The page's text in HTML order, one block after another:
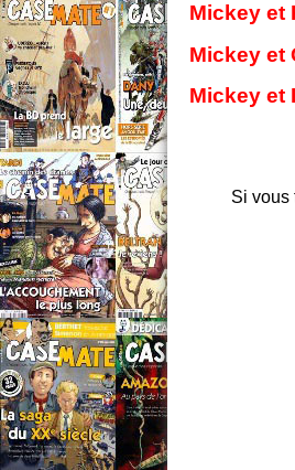
Mickey et
Mickey et
Mickey et
Si vous